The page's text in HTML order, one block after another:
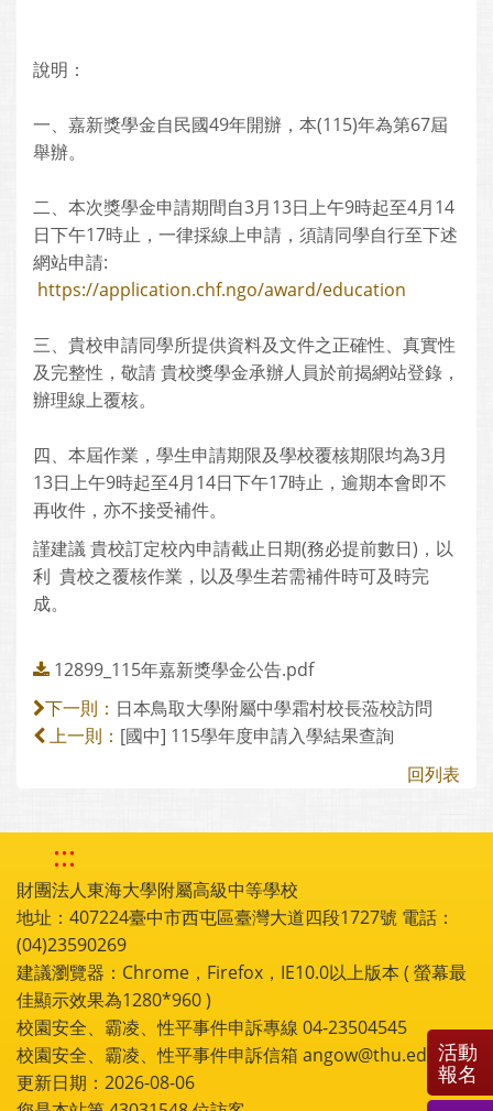
說明：
一、嘉新獎學金自民國49年開辦，本(115)年為第67屆
舉辦。
二、本次獎學金申請期間自3月13日上午9時起至4月14
日下午17時止，一律採線上申請，須請同學自行至下述
網站申請:
https://application.chf.ngo/award/education
三、貴校申請同學所提供資料及文件之正確性、真實性
及完整性，敬請 貴校獎學金承辦人員於前揭網站登錄，
辦理線上覆核。
四、本屆作業，學生申請期限及學校覆核期限均為3月
13日上午9時起至4月14日下午17時止，逾期本會即不
再收件，亦不接受補件。
謹建議 貴校訂定校內申請截止日期(務必提前數日)，以
利 貴校之覆核作業，以及學生若需補件時可及時完
成。
12899_115年嘉新獎學金公告.pdf
下一則： 日本鳥取大學附屬中學霜村校長蒞校訪問
上一則： [國中] 115學年度申請入學結果查詢
回列表
:::
財團法人東海大學附屬高級中等學校
地址：407224臺中市西屯區臺灣大道四段1727號 電話：
(04)23590269
建議瀏覽器：Chrome，Firefox，IE10.0以上版本 ( 螢幕最
佳顯示效果為1280*960 )
校園安全、霸凌、性平事件申訴專線 04-23504545
校園安全、霸凌、性平事件申訴信箱 angow@thu.edu.tw
更新日期：2026-08-06
活動
報名